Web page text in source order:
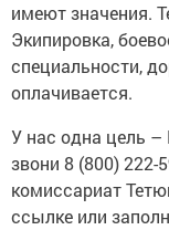
имеют значения.
Экипировка,
специальности,
оплачивается.
У нас одна цель –
звони 8 (800) 222-
комиссариат
ссылке или